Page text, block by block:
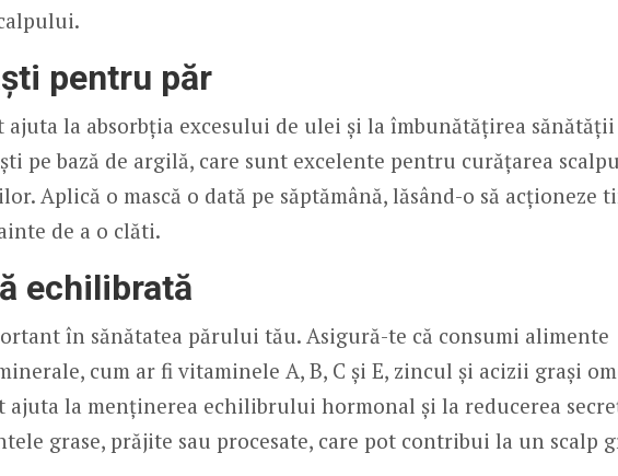
pentru păr
la absorbția excesului de ulei și la îmbunătățirea sănătății
pe bază de argilă, care sunt excelente pentru curățarea
Aplică o mască o dată pe săptămână, lăsând-o să acționeze
de a o clăti.
echilibrată
în sănătatea părului tău. Asigură-te că consumi alimente
cum ar fi vitaminele A, B, C și E, zincul și acizii grași
ajuta la menținerea echilibrului hormonal și la reducerea
grase, prăjite sau procesate, care pot contribui la un scalp